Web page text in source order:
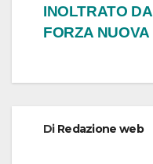
INOLTRATO DA
FORZA NUOVA
Di Redazione web